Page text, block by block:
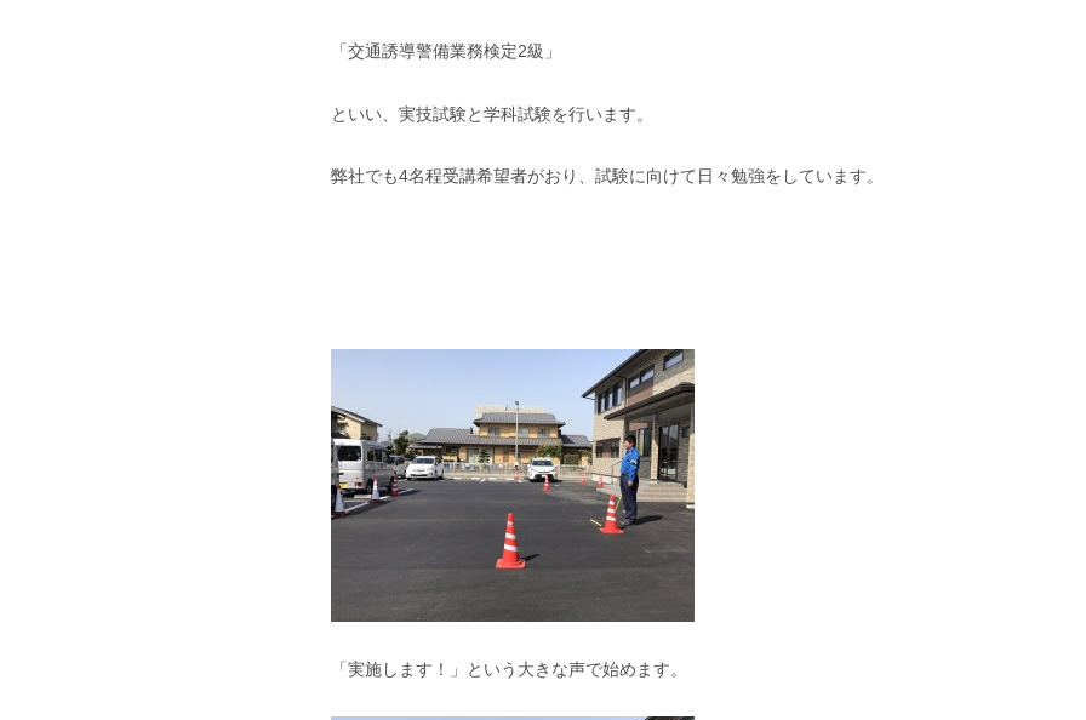
「交通誘導警備業務検定2級」
といい、実技試験と学科試験を行います。
弊社でも4名程受講希望者がおり、試験に向けて日々勉強をしています。
「実施します！」という大きな声で始めます。